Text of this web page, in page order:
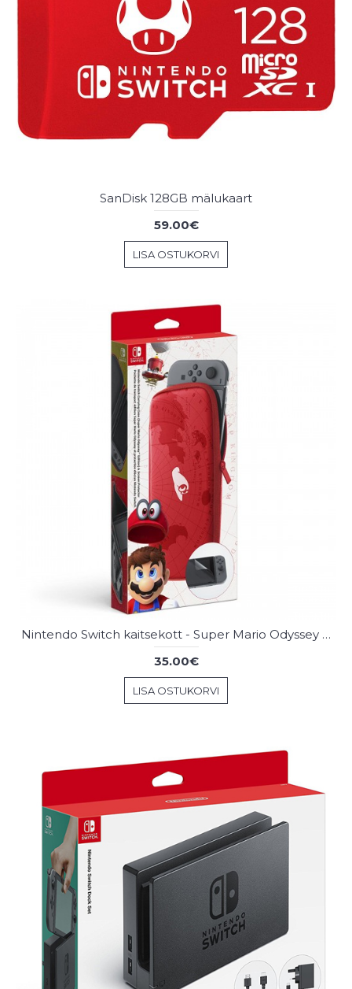
SanDisk 128GB mälukaart
59.00€
LISA OSTUKORVI
Nintendo Switch kaitsekott - Super Mario Odyssey Edition
35.00€
LISA OSTUKORVI